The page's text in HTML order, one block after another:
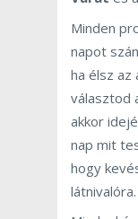
Minden
napot
ha élsz az
választod
akkor
nap mit
hogy
látnivalóra.